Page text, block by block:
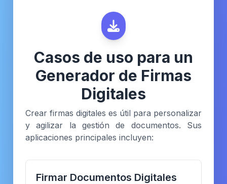
Casos de uso para un
Generador de Firmas
Digitales
Crear firmas digitales es útil para personalizar
y agilizar la gestión de documentos. Sus
aplicaciones principales incluyen:
Firmar Documentos Digitales